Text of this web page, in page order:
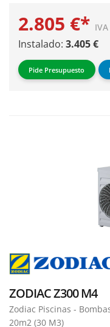
2.805 €*
Instalado: 3.405 €
Pide Presupuesto
ZODIAC Z300 M4
Zodiac Piscinas -
20m2 (30 M3)